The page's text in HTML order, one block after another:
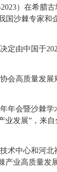
）在希腊古
国沙棘专家和
定由中国于
会高质量发展
年会暨沙棘学
业发展”，来自
术中心和河北
产业高质量发